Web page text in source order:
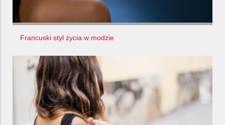
Francuski styl życia w modzie